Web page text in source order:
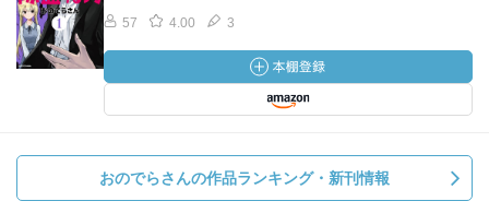
57 4.00 3
おのでらさんの作品ランキング・新刊情報